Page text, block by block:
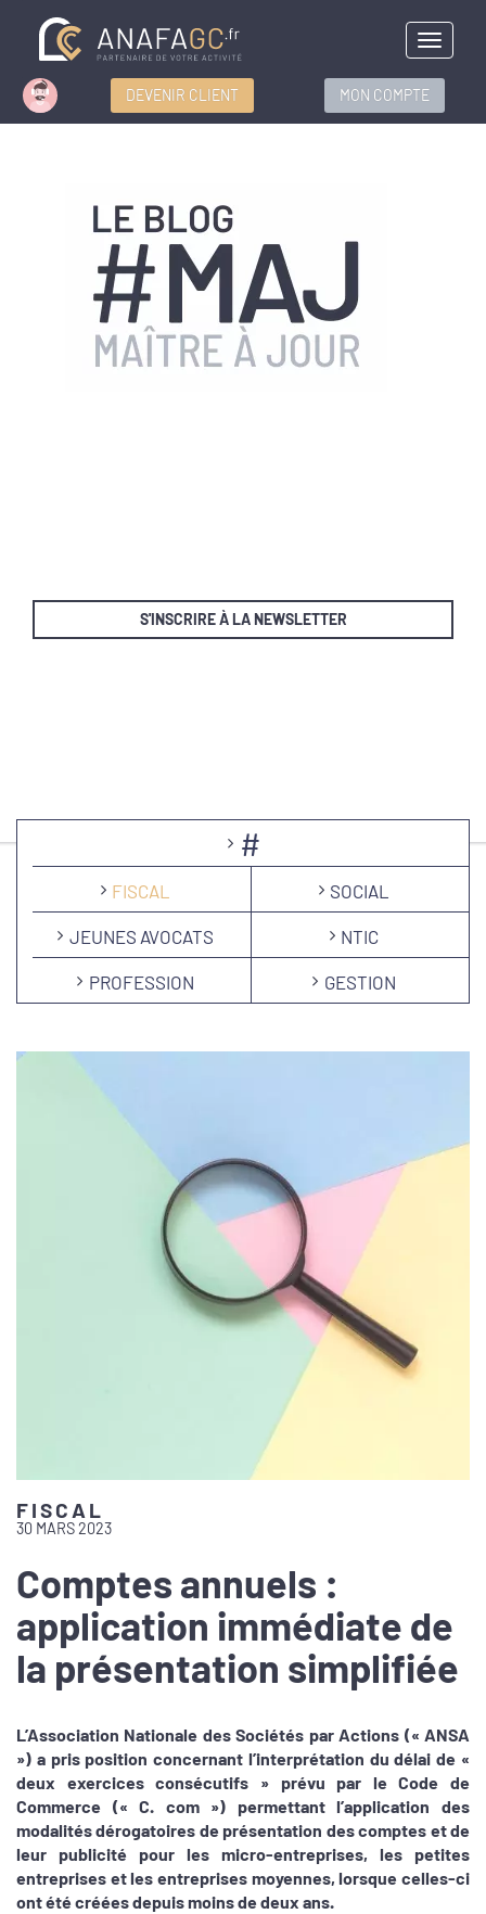
Menu
DEVENIR CLIENT MON COMPTE
S'INSCRIRE À LA NEWSLETTER
#
FISCAL SOCIAL
JEUNES AVOCATS NTIC
PROFESSION GESTION
FISCAL
30 MARS 2023
Comptes annuels :
application immédiate de
la présentation simplifiée
L’Association Nationale des Sociétés par Actions (« ANSA
») a pris position concernant l’interprétation du délai de «
deux exercices consécutifs » prévu par le Code de
Commerce (« C. com ») permettant l’application des
modalités dérogatoires de présentation des comptes et de
leur publicité pour les micro-entreprises, les petites
entreprises et les entreprises moyennes, lorsque celles-ci
ont été créées depuis moins de deux ans.